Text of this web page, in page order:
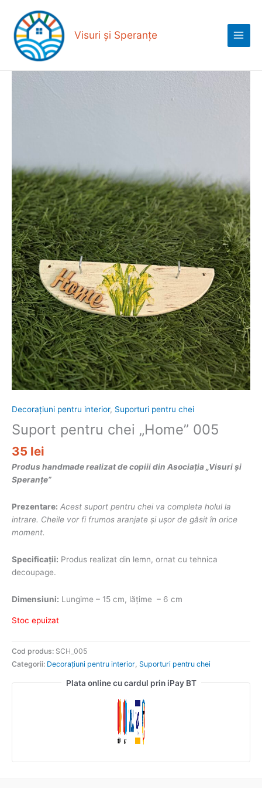
content
Visuri și Speranțe
Menu
Decorațiuni pentru interior, Suporturi pentru chei
Suport pentru chei „Home” 005
35 lei
Produs handmade realizat de copiii din Asociația „Visuri și
Speranțe”
Prezentare: Acest suport pentru chei va completa holul la
intrare. Cheile vor fi frumos aranjate și ușor de găsit în orice
moment.
Specificații: Produs realizat din lemn, ornat cu tehnica
decoupage.
Dimensiuni: Lungime – 15 cm, lățime – 6 cm
Stoc epuizat
Cod produs: SCH_005
Categorii: Decorațiuni pentru interior Suporturi pentru chei
Plata online cu cardul prin iPay BT